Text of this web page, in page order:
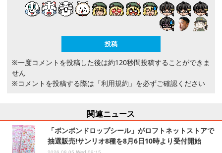
※一度コメントを投稿した後は約120秒間投稿することができま
せん
※コメントを投稿する際は 「利用規約」 を必ずご確認ください
関連ニュース
「ボンボンドロップシール」がロフトネットストアで
抽選販売!サンリオ8種を8月6日10時より受付開始